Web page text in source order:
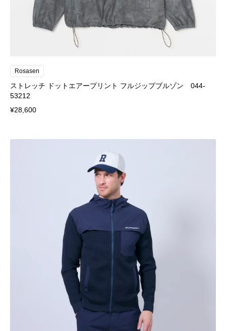
Rosasen
ストレッチ ドットエアープリント フルジップブルゾン 044-
53212
¥28,600